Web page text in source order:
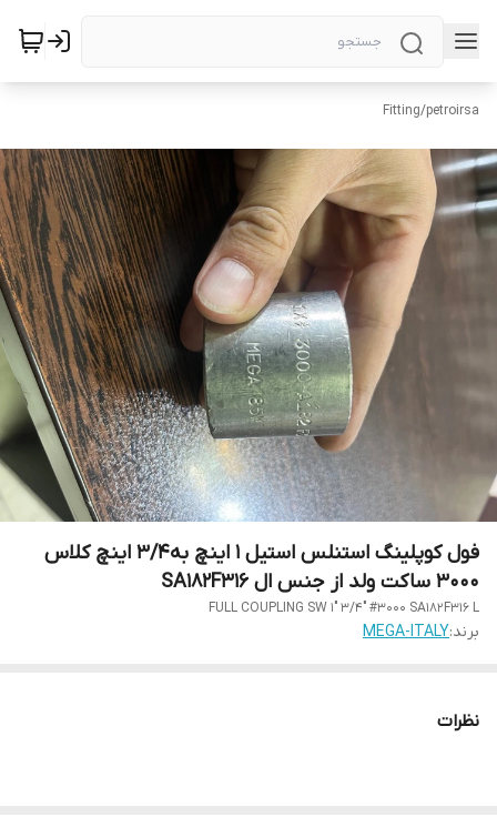
petroirsa
/
Fitting
فول کوپلینگ استنلس استیل 1 اینچ به3/4 اینچ کلاس
3000 ساکت ولد از جنس ال SA182F316
FULL COUPLING SW 1" 3/4" #3000 SA182F316 L
برند:MEGA-ITALY
نظرات